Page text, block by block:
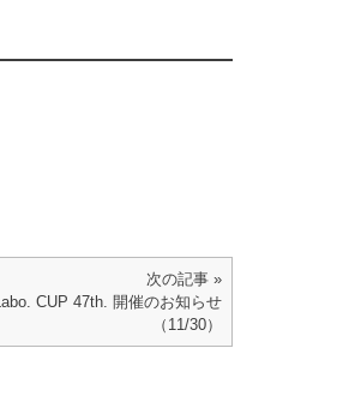
次の記事 »
CUP 47th. 開催のお知らせ
（11/30）